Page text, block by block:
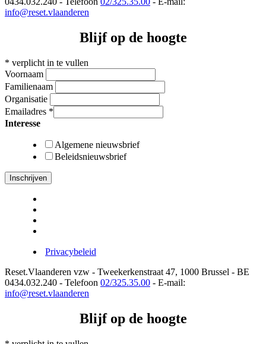
info@reset.vlaanderen
Blijf op de hoogte
* verplicht in te vullen
Voornaam
Familienaam
Organisatie
Emailadres *
Interesse
Algemene nieuwsbrief
Beleidsnieuwsbrief
Privacybeleid
Reset.Vlaanderen vzw - Tweekerkenstraat 47, 1000 Brussel - BE
0434.032.240 - Telefoon 02/325.35.00 - E-mail:
info@reset.vlaanderen
Blijf op de hoogte